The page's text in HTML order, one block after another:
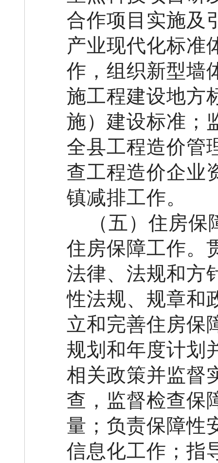
合作项目实施及
产业现代化标准
作 ， 组织新型墙
施工程建设地方
施）建设标准；
全县工程造价管
查工程造价企业
镇减排工作。
（五）住房保
住房保障工作。
法律、 法规和方
性法规、规章和
立和完善住房保
规划和年度计划
相关政策并监督
查 ， 监督检查保
量 ； 负责保障性
信息化工作 ； 指